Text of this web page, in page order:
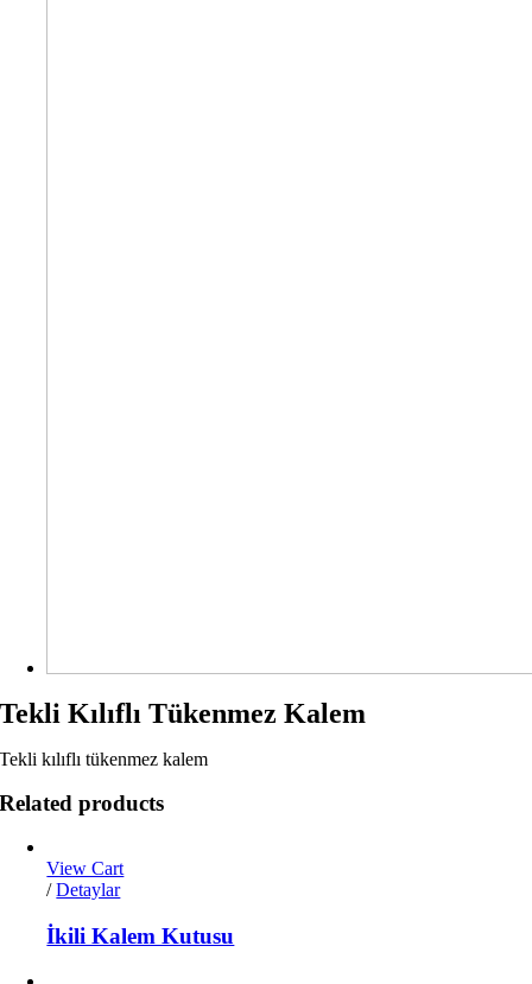
Tekli Kılıflı Tükenmez Kalem
Tekli kılıflı tükenmez kalem
Related products
View Cart
/ Detaylar
İkili Kalem Kutusu